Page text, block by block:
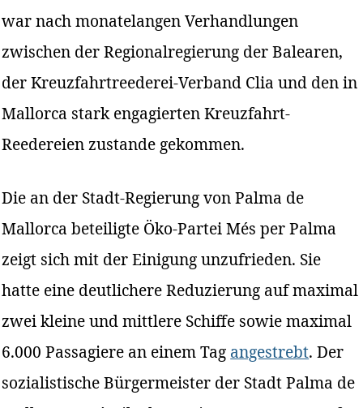
war nach monatelangen Verhandlungen
zwischen der Regionalregierung der Balearen,
der Kreuzfahrtreederei-Verband Clia und den in
Mallorca stark engagierten Kreuzfahrt-
Reedereien zustande gekommen.
Die an der Stadt-Regierung von Palma de
Mallorca beteiligte Öko-Partei Més per Palma
zeigt sich mit der Einigung unzufrieden. Sie
hatte eine deutlichere Reduzierung auf maximal
zwei kleine und mittlere Schiffe sowie maximal
6.000 Passagiere an einem Tag angestrebt. Der
sozialistische Bürgermeister der Stadt Palma de